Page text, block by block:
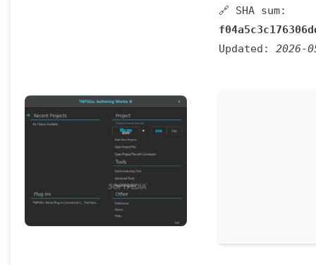
🔗 SHA sum:
Updated: 2026-